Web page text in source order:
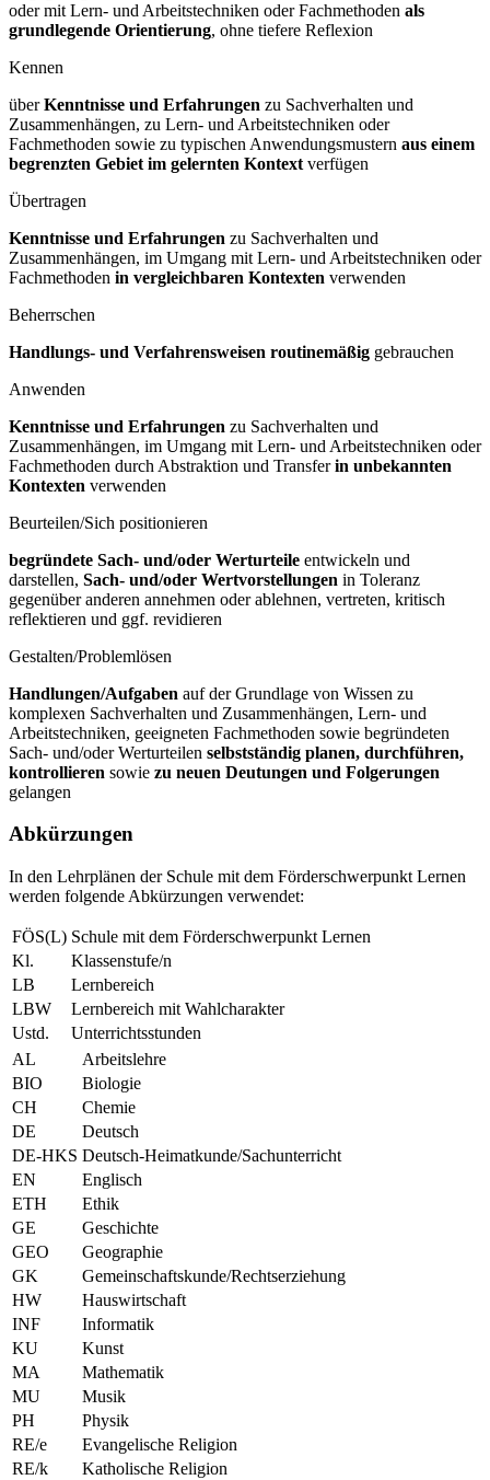
oder mit Lern- und Arbeitstechniken oder Fachmethoden als
grundlegende Orientierung, ohne tiefere Reflexion
Kennen
überKenntnisse und Erfahrungen zu Sachverhalten und
Zusammenhängen, zu Lern- und Arbeitstechniken oder
Fachmethoden sowie zu typischen Anwendungsmustern aus einem
begrenzten Gebiet im gelernten Kontext verfügen
Übertragen
Kenntnisse und Erfahrungen zu Sachverhalten und
Zusammenhängen, im Umgang mit Lern- und Arbeitstechniken oder
Fachmethoden in vergleichbaren Kontexten verwenden
Beherrschen
Handlungs- und Verfahrensweisen routinemäßig gebrauchen
Anwenden
Kenntnisse und Erfahrungen zu Sachverhalten und
Zusammenhängen, im Umgang mit Lern- und Arbeitstechniken oder
Fachmethoden durch Abstraktion und Transferin unbekannten
Kontexten verwenden
Beurteilen/Sich positionieren
begründete Sach- und/oder Werturteile entwickeln und
darstellen, Sach- und/oder Wertvorstellungen in Toleranz
gegenüber anderen annehmen oder ablehnen, vertreten, kritisch
reflektieren und ggf. revidieren
Gestalten/Problemlösen
Handlungen/Aufgaben auf der Grundlage von Wissen zu
komplexen Sachverhalten und Zusammenhängen, Lern- und
Arbeitstechniken, geeigneten Fachmethoden sowie begründeten
Sach- und/oder Werturteilen selbstständig planen, durchführen,
kontrollieren sowie zu neuen Deutungen und Folgerungen
gelangen
Abkürzungen
In den Lehrplänen der Schule mit dem Förderschwerpunkt Lernen
werden folgende Abkürzungen verwendet:
FÖS(L) Schule mit dem Förderschwerpunkt Lernen
Kl.
Klassenstufe/n
LB
Lernbereich
LBW
Lernbereich mit Wahlcharakter
Ustd.
Unterrichtsstunden
AL
Arbeitslehre
BIO
Biologie
CH
Chemie
DE
Deutsch
DE-HKS Deutsch-Heimatkunde/Sachunterricht
EN
Englisch
ETH
Ethik
GE
Geschichte
GEO
Geographie
GK
Gemeinschaftskunde/Rechtserziehung
HW
Hauswirtschaft
INF
Informatik
KU
Kunst
MA
Mathematik
MU
Musik
PH
Physik
RE/e
Evangelische Religion
RE/k
Katholische Religion